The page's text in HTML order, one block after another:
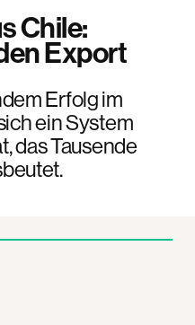
Chile:
Export
Erfolg im
ein System
das Tausende